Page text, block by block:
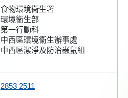
食物環境衞生署
環境衞生部
第一行動科
中西區環境衞生辦事處
中西區潔淨及防治蟲鼠組
2853 2511